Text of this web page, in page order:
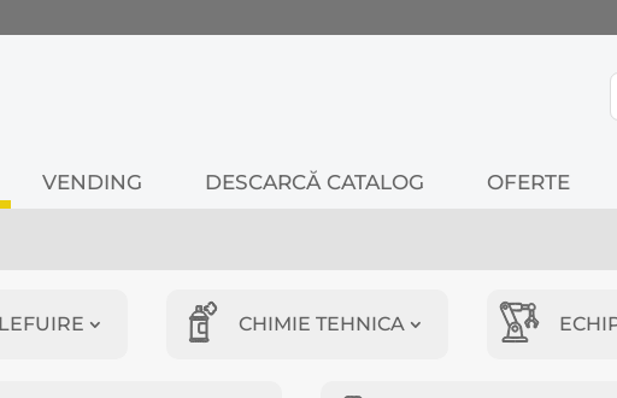
VENDING DESCARCĂ CATALOG OFERTE
CHIMIE TEHNICA